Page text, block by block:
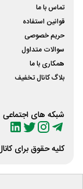
تماس با ما
قوانین استفاده
حریم خصوصی
سوالات متداول
همکاری با ما
بلاگ کانال تخفیف
شبکه های اجتماعی
کلیه حقوق برای